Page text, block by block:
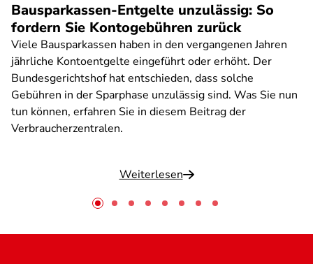
Bausparkassen-Entgelte unzulässig: So
fordern Sie Kontogebühren zurück
Viele Bausparkassen haben in den vergangenen Jahren
jährliche Kontoentgelte eingeführt oder erhöht. Der
Bundesgerichtshof hat entschieden, dass solche
Gebühren in der Sparphase unzulässig sind. Was Sie nun
tun können, erfahren Sie in diesem Beitrag der
Verbraucherzentralen.
Weiterlesen